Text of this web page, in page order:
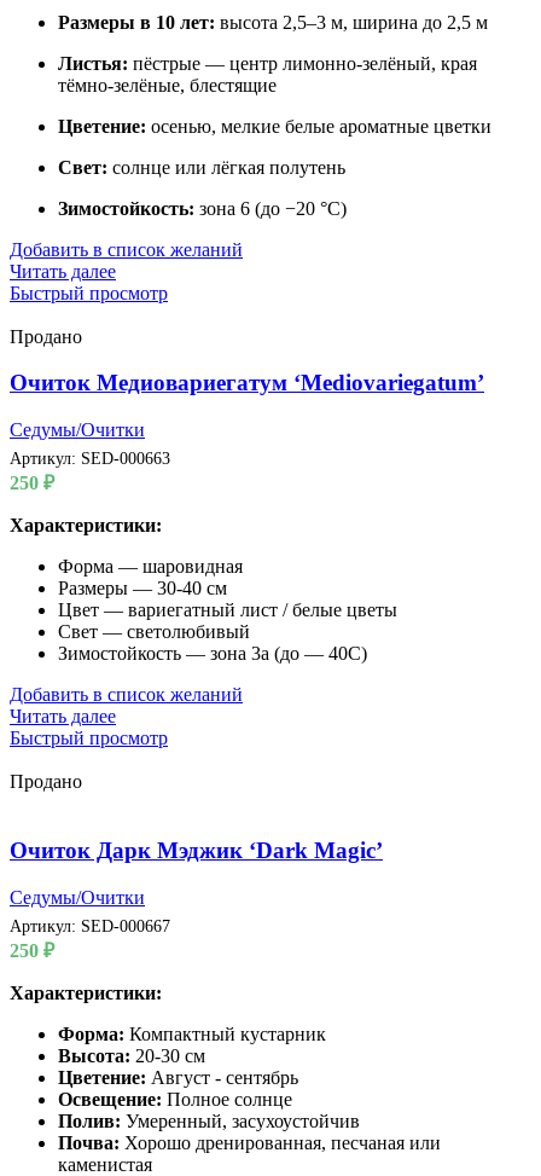
Размеры в 10 лет: высота 2,5–3 м, ширина до 2,5 м
Листья: пёстрые — центр лимонно-зелёный, края
тёмно-зелёные, блестящие
Цветение: осенью, мелкие белые ароматные цветки
Свет: солнце или лёгкая полутень
Зимостойкость: зона 6 (до −20 °C)
Добавить в список желаний
Читать далее
Быстрый просмотр
Продано
Очиток Медиовариегатум ‘Mediovariegatum’
Седумы/Очитки
Артикул: SED-000663
250 ₽
Характеристики:
Форма — шаровидная
Размеры — 30-40 см
Цвет — вариегатный лист / белые цветы
Свет — светолюбивый
Зимостойкость — зона 3а (до — 40С)
Добавить в список желаний
Читать далее
Быстрый просмотр
Продано
Очиток Дарк Мэджик ‘Dark Magic’
Седумы/Очитки
Артикул: SED-000667
250 ₽
Характеристики:
Форма: Компактный кустарник
Высота: 20-30 см
Цветение: Август - сентябрь
Освещение: Полное солнце
Полив: Умеренный, засухоустойчив
Почва: Хорошо дренированная, песчаная или
каменистая